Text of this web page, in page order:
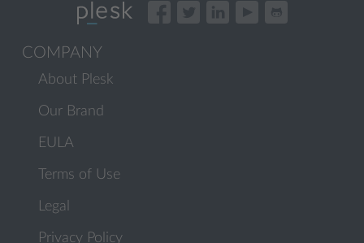
COMPANY
About Plesk
Our Brand
EULA
Terms of Use
Legal
Privacy Policy